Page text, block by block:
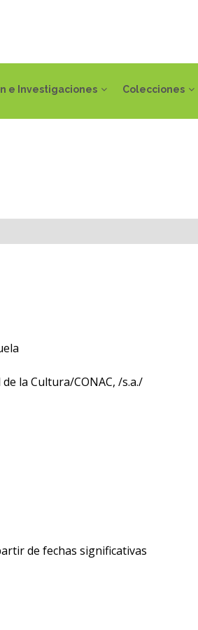
e Investigaciones Colecciones
la Cultura/CONAC, /s.a./
de fechas significativas